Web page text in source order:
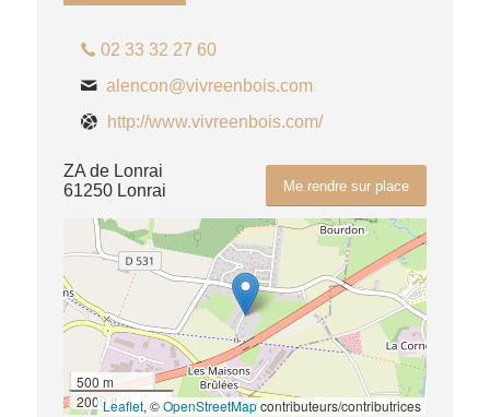
02 33 32 27 60
alencon@vivreenbois.com
http://www.vivreenbois.com/
Me rendre sur place
ZA de Lonrai
61250 Lonrai
500 m
2000 ftLeaflet, ©OpenStreetMapcontributeurs/contributrices